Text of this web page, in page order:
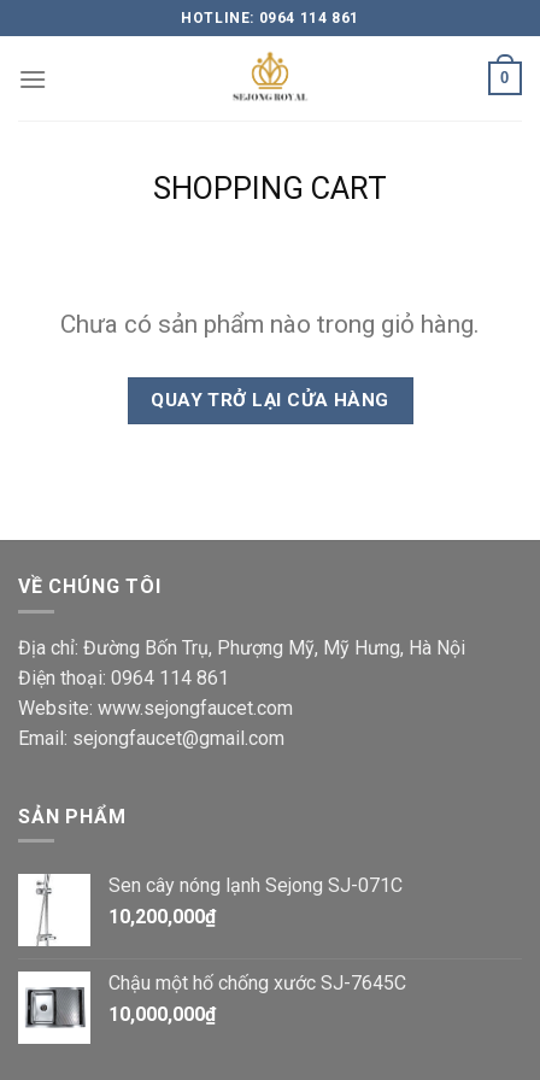
content
HOTLINE: 0964 114 861
0
SHOPPING CART
Chưa có sản phẩm nào trong giỏ hàng.
QUAY TRỞ LẠI CỬA HÀNG
VỀ CHÚNG TÔI
Địa chỉ: Đường Bốn Trụ, Phượng Mỹ, Mỹ Hưng, Hà Nội
Điện thoại: 0964 114 861
Website: www.sejongfaucet.com
Email: sejongfaucet@gmail.com
SẢN PHẨM
Sen cây nóng lạnh Sejong SJ-071C
10,200,000₫
Chậu một hố chống xước SJ-7645C
10,000,000₫